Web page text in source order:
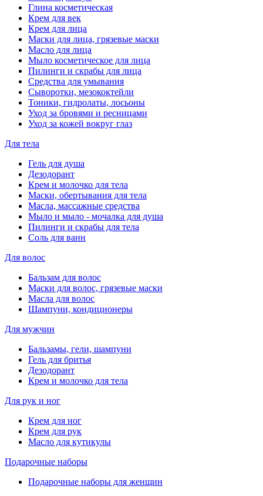
Глина косметическая
Крем для век
Крем для лица
Маски для лица, грязевые маски
Масло для лица
Мыло косметическое для лица
Пилинги и скрабы для лица
Средства для умывания
Сыворотки, мезококтейли
Тоники, гидролаты, лосьоны
Уход за бровями и ресницами
Уход за кожей вокруг глаз
Для тела
Гель для душа
Дезодорант
Крем и молочко для тела
Маски, обертывания для тела
Масла, массажные средства
Мыло и мыло - мочалка для душа
Пилинги и скрабы для тела
Соль для ванн
Для волос
Бальзам для волос
Маски для волос, грязевые маски
Масла для волос
Шампуни, кондиционеры
Для мужчин
Бальзамы, гели, шампуни
Гель для бритья
Дезодорант
Крем и молочко для тела
Для рук и ног
Крем для ног
Крем для рук
Масло для кутикулы
Подарочные наборы
Подарочные наборы для женщин